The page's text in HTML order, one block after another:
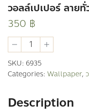
วอลล์เปเปอร์ ลายทั่
350 ฿
วอ
ลล์
เปเปอร์
ลาย
ทั่วไป
SKU: 6935
Categories: Wallpaper,
Description